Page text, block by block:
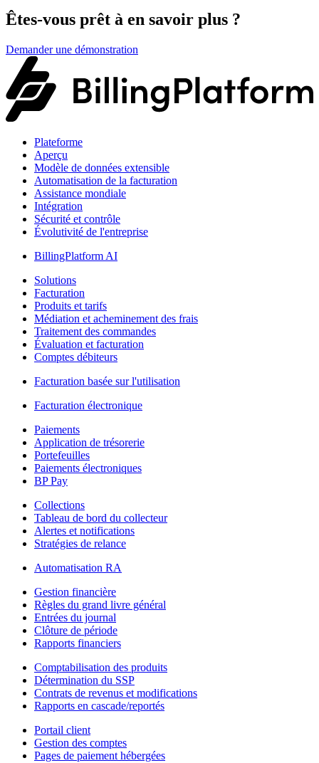
Êtes-vous prêt à en savoir plus ?
Demander une démonstration
Plateforme
Aperçu
Modèle de données extensible
Automatisation de la facturation
Assistance mondiale
Intégration
Sécurité et contrôle
Évolutivité de l'entreprise
BillingPlatform AI
Solutions
Facturation
Produits et tarifs
Médiation et acheminement des frais
Traitement des commandes
Évaluation et facturation
Comptes débiteurs
Facturation basée sur l'utilisation
Facturation électronique
Paiements
Application de trésorerie
Portefeuilles
Paiements électroniques
BP Pay
Collections
Tableau de bord du collecteur
Alertes et notifications
Stratégies de relance
Automatisation RA
Gestion financière
Règles du grand livre général
Entrées du journal
Clôture de période
Rapports financiers
Comptabilisation des produits
Détermination du SSP
Contrats de revenus et modifications
Rapports en cascade/reportés
Portail client
Gestion des comptes
Pages de paiement hébergées